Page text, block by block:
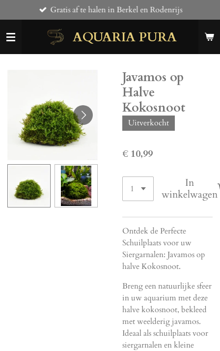
direct
naar
AQUARIA PURA
Gratis af te halen in Berkel en Rodenrijs
Javamos op
Halve
Kokosnoot
Uitverkocht
€ 10,99
In
winkelwagen
Ontdek de Perfecte
Schuilplaats voor uw
Siergarnalen: Javamos op
halve Kokosnoot.
Breng een natuurlijke sfeer
in uw aquarium met deze
halve kokosnoot, bekleed
met weelderig javamos.
Ideaal als schuilplaats voor
siergarnalen en kleine